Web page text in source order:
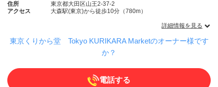
住所
東京都大田区山王2-37-2
アクセス
大森駅(東京)から徒歩10分（780m）
詳細情報を見る
東京くりから堂 Tokyo KURIKARA Marketのオーナー様です
か？
電話する